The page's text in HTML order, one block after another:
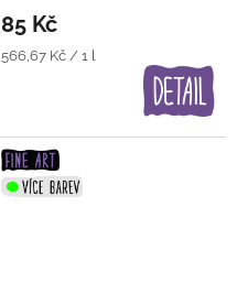
85 Kč
Měrná
566,67 Kč / 1 l